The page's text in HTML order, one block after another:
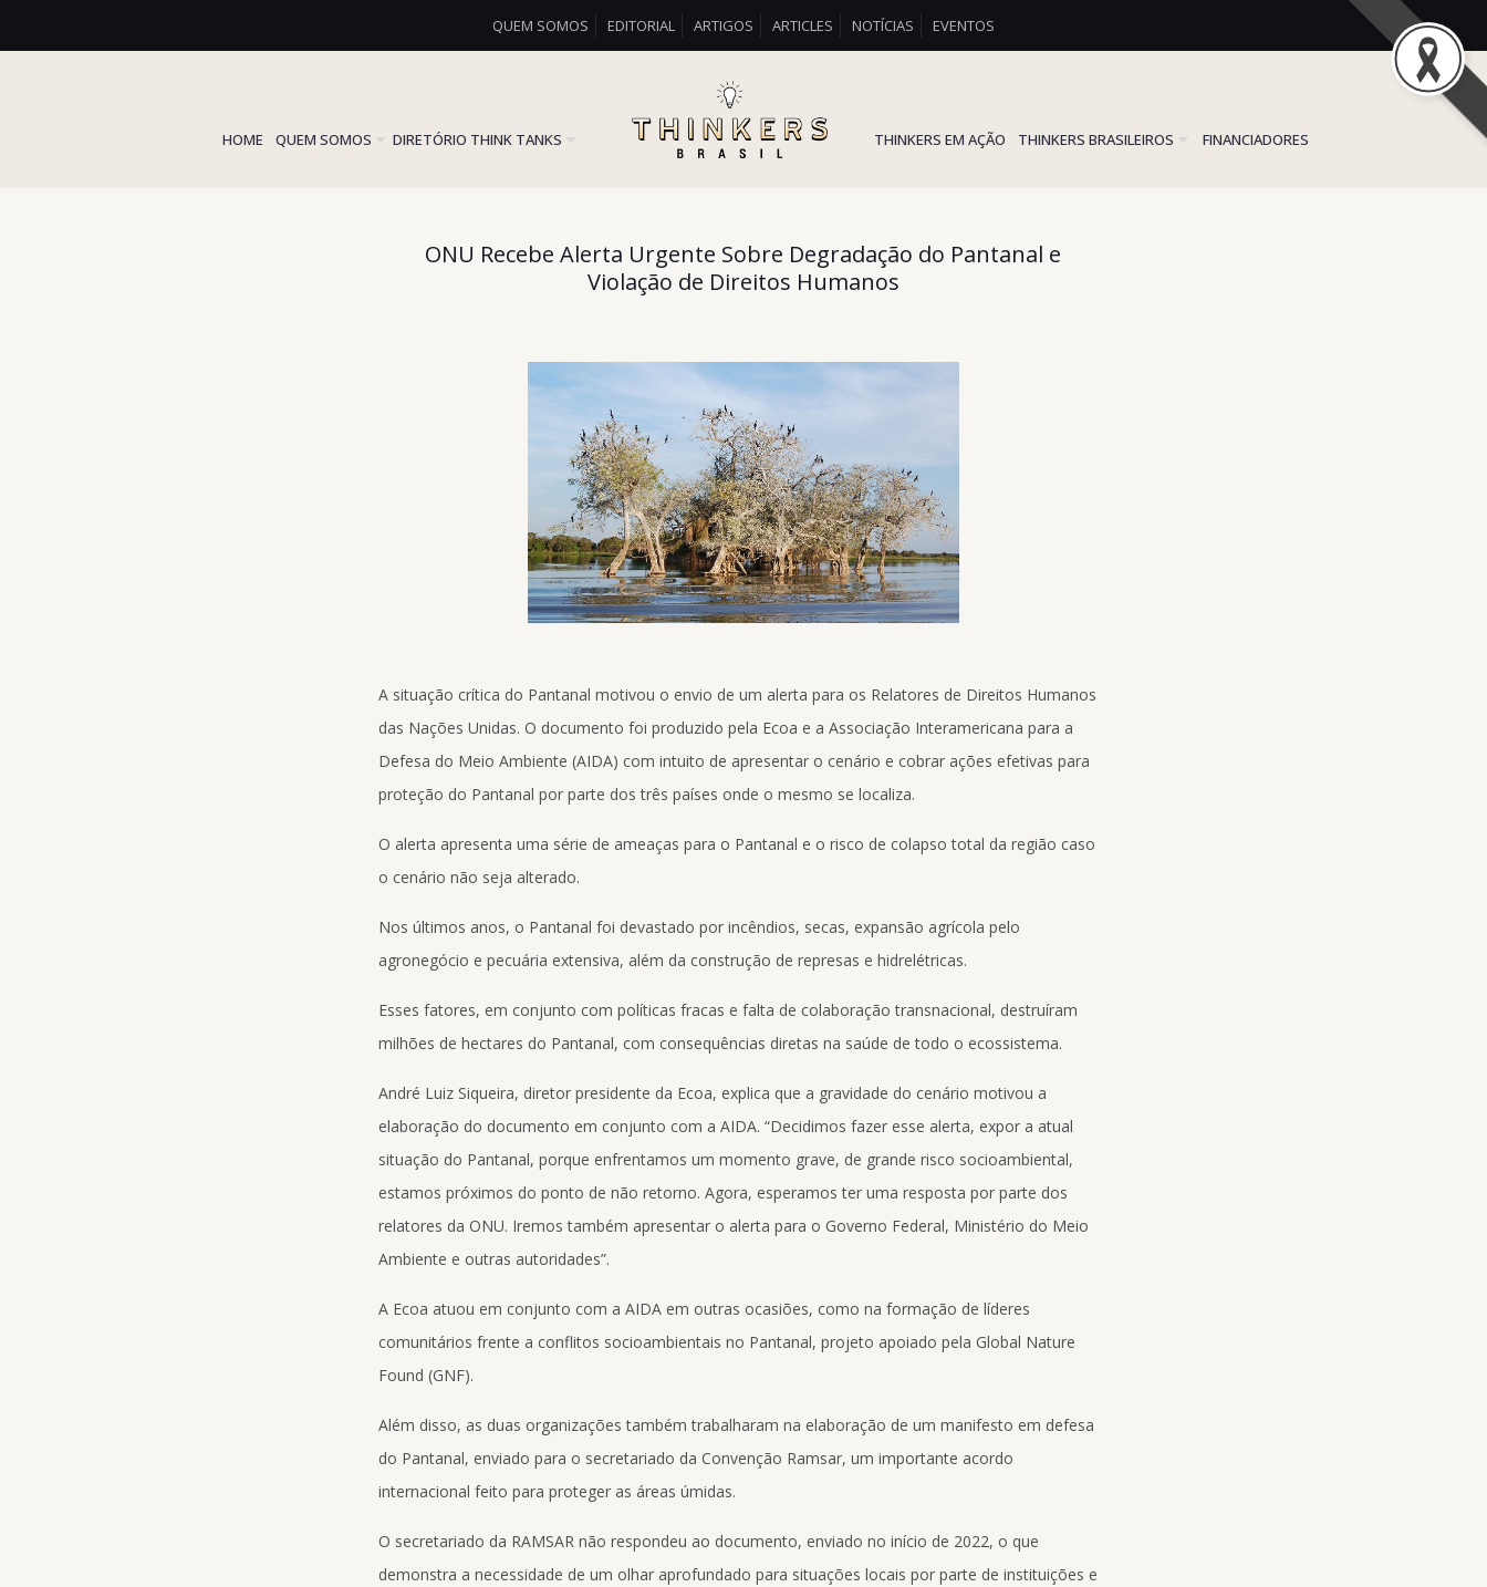
QUEM SOMOS EDITORIAL ARTIGOS ARTICLES NOTÍCIAS EVENTOS
HOME QUEM SOMOS DIRETÓRIO THINK TANKS THINKERS EM AÇÃO THINKERS BRASILEIROS FINANCIADORES
ONU Recebe Alerta Urgente Sobre Degradação do Pantanal e
Violação de Direitos Humanos
A situação crítica do Pantanal motivou o envio de um alerta para os Relatores de Direitos Humanos
das Nações Unidas. O documento foi produzido pela Ecoa e a Associação Interamericana para a
Defesa do Meio Ambiente (AIDA) com intuito de apresentar o cenário e cobrar ações efetivas para
proteção do Pantanal por parte dos três países onde o mesmo se localiza.
O alerta apresenta uma série de ameaças para o Pantanal e o risco de colapso total da região caso
o cenário não seja alterado.
Nos últimos anos, o Pantanal foi devastado por incêndios, secas, expansão agrícola pelo
agronegócio e pecuária extensiva, além da construção de represas e hidrelétricas.
Esses fatores, em conjunto com políticas fracas e falta de colaboração transnacional, destruíram
milhões de hectares do Pantanal, com consequências diretas na saúde de todo o ecossistema.
André Luiz Siqueira, diretor presidente da Ecoa, explica que a gravidade do cenário motivou a
elaboração do documento em conjunto com a AIDA. “Decidimos fazer esse alerta, expor a atual
situação do Pantanal, porque enfrentamos um momento grave, de grande risco socioambiental,
estamos próximos do ponto de não retorno. Agora, esperamos ter uma resposta por parte dos
relatores da ONU. Iremos também apresentar o alerta para o Governo Federal, Ministério do Meio
Ambiente e outras autoridades”.
A Ecoa atuou em conjunto com a AIDA em outras ocasiões, como na formação de líderes
comunitários frente a conflitos socioambientais no Pantanal, projeto apoiado pela Global Nature
Found (GNF).
Além disso, as duas organizações também trabalharam na elaboração de um manifesto em defesa
do Pantanal, enviado para o secretariado da Convenção Ramsar, um importante acordo
internacional feito para proteger as áreas úmidas.
O secretariado da RAMSAR não respondeu ao documento, enviado no início de 2022, o que
demonstra a necessidade de um olhar aprofundado para situações locais por parte de instituições e